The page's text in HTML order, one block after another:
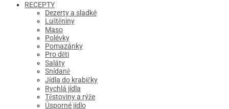
RECEPTY
Dezerty a sladké
Luštěniny
Maso
Polévky
Pomazánky
Pro děti
Saláty
Snídaně
Jídla do krabičky
Rychlá jídla
Těstoviny a rýže
Úsporné jídlo